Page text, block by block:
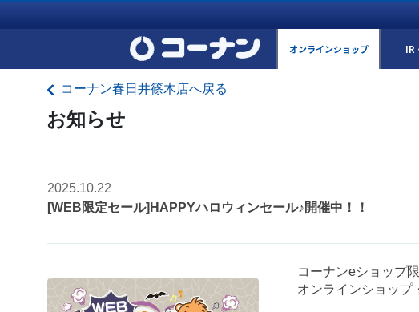
オンラインショップ IR
コーナン春日井篠木店へ戻る
お知らせ
2025.10.22
[WEB限定セール]HAPPYハロウィンセール♪開催中！！
コーナンeショップ
オンラインショップ